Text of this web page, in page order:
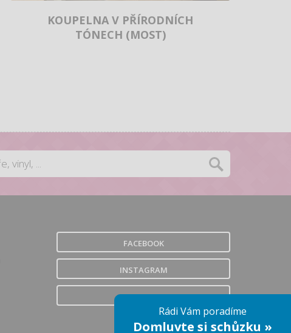
KOUPELNA V PŘÍRODNÍCH
TÓNECH (MOST)
FACEBOOK
INSTAGRAM
YOUTUBE
Rádi Vám poradíme
Domluvte si schůzku »